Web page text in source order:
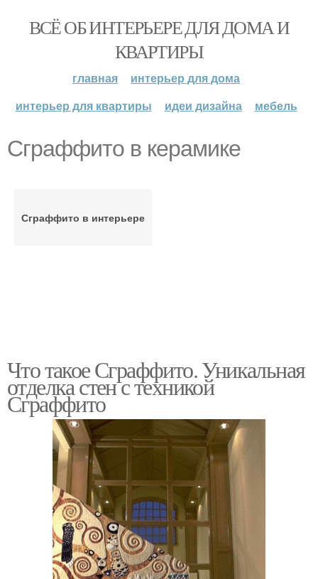
ВСЁ ОБ ИНТЕРЬЕРЕ ДЛЯ ДОМА И
КВАРТИРЫ
главная
интерьер для дома
интерьер для квартиры
идеи дизайна мебель
Сграффито в керамике
Сграффито в интерьере
Что такое Сграффито. Уникальная
отделка стен с техникой
Сграффито